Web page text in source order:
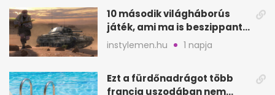
10 második világháborús
játék, ami ma is beszippant
a képernyő elé
instylemen.hu 1 napja
Ezt a fürdőnadrágot több
francia uszodában nem